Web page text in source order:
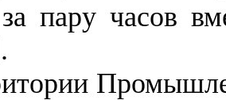
пару часов